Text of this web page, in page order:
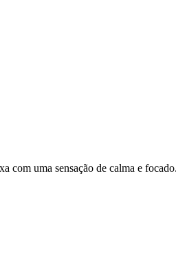
com uma sensação de calma e focado.